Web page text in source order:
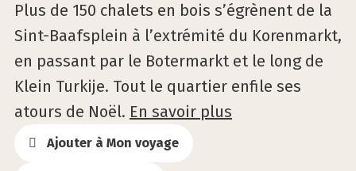
Plus de 150 chalets en bois s’égrènent de la
Sint-Baafsplein à l’extrémité du Korenmarkt,
en passant par le Botermarkt et le long de
Klein Turkije. Tout le quartier enfile ses
atours de Noël. En savoir plus
Ajouter à Mon voyage